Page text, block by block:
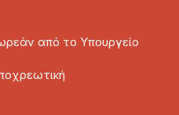
από το Υπουργείο